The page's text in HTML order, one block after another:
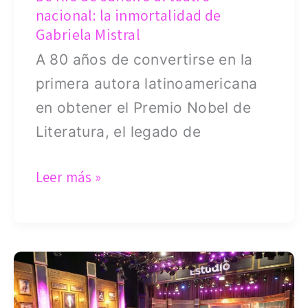
nacional: la inmortalidad de
Gabriela Mistral
A 80 años de convertirse en la
primera autora latinoamericana
en obtener el Premio Nobel de
Literatura, el legado de
de
Gabriela
Mistral
Leer más »
Estudio
13